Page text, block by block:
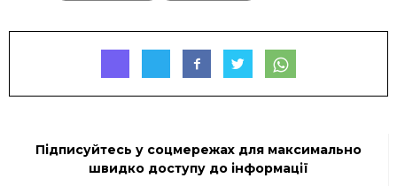
Підписуйтесь у соцмережах для максимально
швидко доступу до інформації